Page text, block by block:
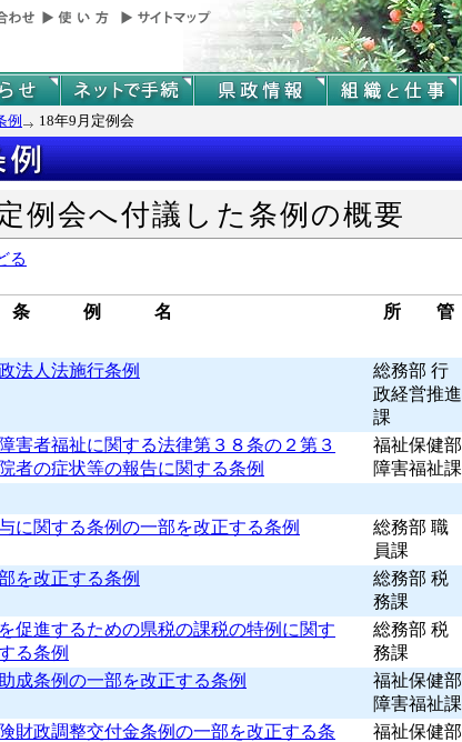
例 18年9月定例会
例会へ付議した条例の概要
る
条 例 名 所 管
法人法施行条例
総務部 行
政経営推進
課
害者福祉に関する法律第３８条の２第３
者の症状等の報告に関する条例
福祉保健部
障害福祉課
に関する条例の一部を改正する条例
総務部 職
員課
を改正する条例
総務部 税
務課
促進するための県税の課税の特例に関す
る条例
総務部 税
務課
成条例の一部を改正する条例
福祉保健部
障害福祉課
財政調整交付金条例の一部を改正する条
福祉保健部